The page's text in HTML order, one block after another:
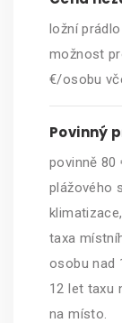
ložní
možnost
€/osobu
Povinný
povinně 80
plážového
taxa
osobu nad
12 let taxu
na místo.